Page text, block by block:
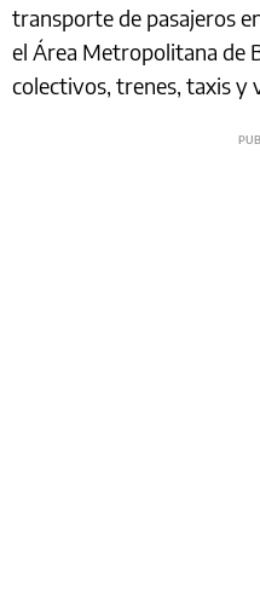
transporte de pasajeros
el Área Metropolitana de
colectivos, trenes, taxis y